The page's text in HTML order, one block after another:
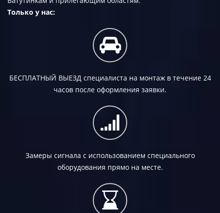
Только у нас:
БЕСПЛАТНЫЙ ВЫЕЗДспециалиста на монтаж в течение 24
часов после оформления заявки.
Замеры сигнала с использованием специального
оборудования прямо на месте.